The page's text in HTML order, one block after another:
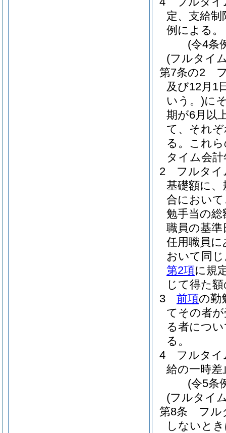
定、支給
例による。
(令4条
(フルタイ
第7条の2
及び12月1
いう。)に
期が6月以
て、それ
る。 これ
タイム会
2
フルタイ
基礎額に
合におい
勉手当の
職員の基準
任用職員
おいて同じ
第2項に規
じて得た
3
前項の勤
てその者
る者につ
る。
4
フルタイ
給の一時
(令5条
(フルタイ
第8条
フル
しないと